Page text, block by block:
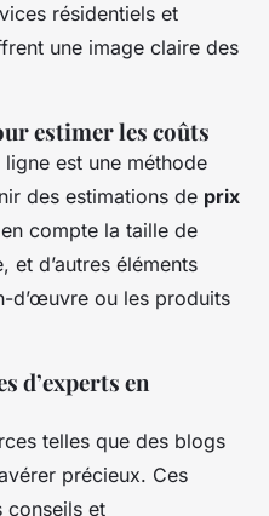
résidentiels et
une image claire des
estimer les coûts
est une méthode
des estimations de prix
compte la taille de
et d’autres éléments
d’œuvre ou les produits
d’experts en
telles que des blogs
précieux. Ces
conseils et